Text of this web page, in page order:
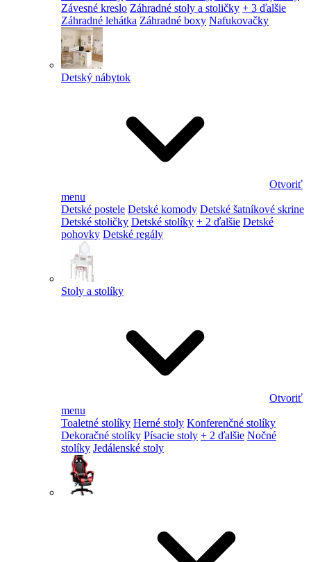
Závesné kreslo Záhradné stoly a stoličky + 3 ďalšie
Záhradné lehátka Záhradné boxy Nafukovačky
Detský nábytok
Otvoriť
menu
Detské postele Detské komody Detské šatníkové skrine
Detské stoličky Detské stolíky + 2 ďalšie Detské
pohovky Detské regály
Stoly a stolíky
Otvoriť
menu
Toaletné stolíky Herné stoly Konferenčné stolíky
Dekoračné stolíky Písacie stoly + 2 ďalšie Nočné
stolíky Jedálenské stoly